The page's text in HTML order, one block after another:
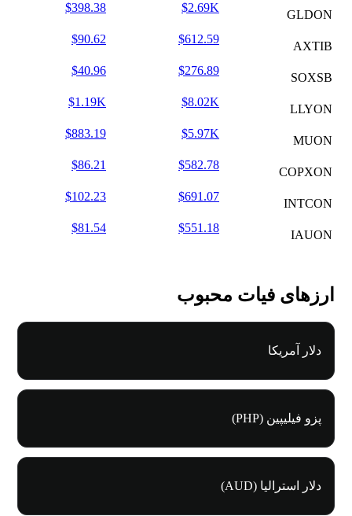
GLDON
$2.69K
$398.38
AXTIB
$612.59
$90.62
SOXSB
$276.89
$40.96
LLYON
$8.02K
$1.19K
MUON
$5.97K
$883.19
COPXON
$582.78
$86.21
INTCON
$691.07
$102.23
IAUON
$551.18
$81.54
ارزهای فیات محبوب
دلار آمریکا
پزو فیلیپین (PHP)
دلار استرالیا (AUD)